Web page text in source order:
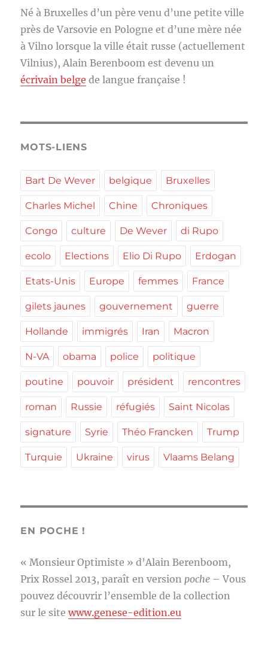
Né à Bruxelles d’un père venu d’une petite ville
près de Varsovie en Pologne et d’une mère née
à Vilno lorsque la ville était russe (actuellement
Vilnius), Alain Berenboom est devenu un
écrivain belge de langue française !
MOTS-LIENS
Bart De Wever belgique Bruxelles
Charles Michel Chine Chroniques
Congo culture De Wever di Rupo
ecolo Elections Elio Di Rupo Erdogan
Etats-Unis Europe femmes France
gilets jaunes gouvernement guerre
Hollande immigrés Iran Macron
N-VA obama police politique
poutine pouvoir président rencontres
roman Russie réfugiés Saint Nicolas
signature Syrie Théo Francken Trump
Turquie Ukraine virus Vlaams Belang
EN POCHE !
« Monsieur Optimiste » d’Alain Berenboom,
Prix Rossel 2013, paraît en version poche – Vous
pouvez découvrir l’ensemble de la collection
sur le sitewww.genese-edition.eu